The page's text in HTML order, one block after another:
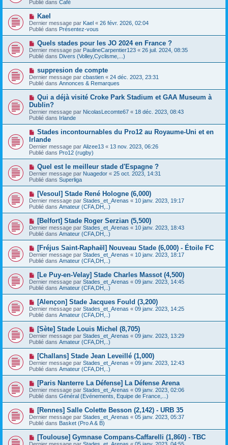
e
e
s
s
a
g
e
v
e
a
u
m
e
s
s
a
g
Publié dans Café
N
o
u
v
a
u
m
e
s
s
a
g
e
Kael
Dernier message par Kael « 26 févr. 2026, 02:04
Publié dans Présentez-vous
N
o
u
v
a
u
m
e
s
s
a
g
e
Quels stades pour les JO 2024 en France ?
Dernier message par PaulineCarpentier123 « 26 juil. 2024, 08:35
Publié dans Divers (Volley,Cyclisme,...)
N
o
u
v
a
u
m
e
s
s
a
g
e
suppresion de compte
Dernier message par cbastien « 24 déc. 2023, 23:31
Publié dans Annonces & Remarques
N
u
v
e
a
u
m
e
s
a
g
e
Qui a déjà visité Croke Park Stadium et GAA Museum à
Dublin?
Dernier message par NicolasLecomte67 « 18 déc. 2023, 08:43
Publié dans Irlande
N
o
u
v
e
a
u
m
e
s
s
a
g
e
Stades incontournables du Pro12 au Royaume-Uni et en
Irlande
Dernier message par Alizee13 « 13 nov. 2023, 06:26
Publié dans Pro12 (rugby)
N
o
u
v
e
u
m
e
s
a
g
e
Quel est le meilleur stade d'Espagne ?
Dernier message par Nuagedor « 25 oct. 2023, 14:31
Publié dans Superliga
N
o
u
v
e
u
m
e
s
a
g
e
[Vesoul] Stade René Hologne (6,000)
Dernier message par Stades_et_Arenas « 10 janv. 2023, 19:17
Publié dans Amateur (CFA,DH,..)
N
o
u
v
e
u
m
e
s
a
g
e
[Belfort] Stade Roger Serzian (5,500)
Dernier message par Stades_et_Arenas « 10 janv. 2023, 18:43
Publié dans Amateur (CFA,DH,..)
N
o
u
v
e
u
m
e
s
a
g
e
[Fréjus Saint-Raphaël] Nouveau Stade (6,000) - Étoile FC
Dernier message par Stades_et_Arenas « 10 janv. 2023, 18:17
Publié dans Amateur (CFA,DH,..)
N
o
u
v
e
u
m
e
s
a
g
e
[Le Puy-en-Velay] Stade Charles Massot (4,500)
Dernier message par Stades_et_Arenas « 09 janv. 2023, 14:45
Publié dans Amateur (CFA,DH,..)
N
o
u
v
e
u
m
e
s
a
g
e
[Alençon] Stade Jacques Fould (3,200)
Dernier message par Stades_et_Arenas « 09 janv. 2023, 14:25
Publié dans Amateur (CFA,DH,..)
N
o
u
v
e
u
m
e
s
a
g
e
[Sète] Stade Louis Michel (8,705)
Dernier message par Stades_et_Arenas « 09 janv. 2023, 13:29
Publié dans Amateur (CFA,DH,..)
N
o
u
v
e
u
m
e
s
a
g
e
[Challans] Stade Jean Leveillé (1,000)
Dernier message par Stades_et_Arenas « 09 janv. 2023, 12:43
Publié dans Amateur (CFA,DH,..)
N
o
u
v
e
u
m
e
s
[Paris Nanterre La Défense] La Défense Arena
Dernier message par Stades_et_Arenas « 09 janv. 2023, 02:06
Publié dans Général (Evénements, Equipe de France,...)
N
o
u
v
e
[Rennes] Salle Colette Besson (2,142) - URB 35
Dernier message par Stades_et_Arenas « 05 janv. 2023, 05:37
Publié dans Basket (Pro A & B)
N
o
[Toulouse] Gymnase Compans-Caffarelli (1,860) - TBC
Dernier message par Stades_et_Arenas « 05 janv. 2023, 04:55